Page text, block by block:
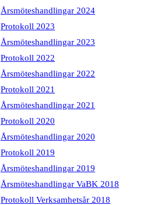
Årsmöteshandlingar 2024
Protokoll 2023
Årsmöteshandlingar 2023
Protokoll 2022
Årsmöteshandlingar 2022
Protokoll 2021
Årsmöteshandlingar 2021
Protokoll 2020
Årsmöteshandlingar 2020
Protokoll 2019
Årsmöteshandlingar 2019
Årsmöteshandlingar VaBK 2018
Protokoll Verksamhetsår 2018